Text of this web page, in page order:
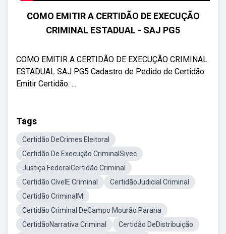
COMO EMITIR A CERTIDÃO DE EXECUÇÃO
CRIMINAL ESTADUAL - SAJ PG5
COMO EMITIR A CERTIDÃO DE EXECUÇÃO CRIMINAL
ESTADUAL SAJ PG5 Cadastro de Pedido de Certidão
Emitir Certidão: ...
Tags
Certidão DeCrimes Eleitoral
Certidão De Execução CriminalSivec
Justiça FederalCertidão Criminal
Certidão CívelE Criminal
CertidãoJudicial Criminal
Certidão CriminalM
Certidão Criminal DeCampo Mourão Parana
CertidãoNarrativa Criminal
Certidão DeDistribuição